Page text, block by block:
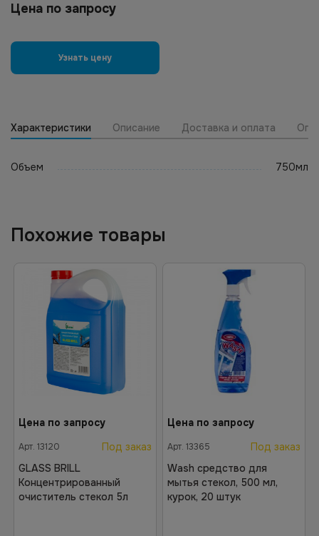
Цена по запросу
Узнать цену
Характеристики Описание Доставка и оплата
Объем 750мл
Похожие товары
Цена по запросу
Арт. 13120
Под заказ
GLASS BRILL
Концентрированный
очиститель стекол 5л
Цена по запросу
Арт. 13365
Под заказ
Wash средство для
мытья стекол, 500 мл,
курок, 20 штук